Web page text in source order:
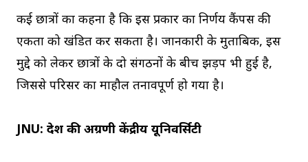
कई छात्रों का कहना है कि इस प्रकार का निर्णय कैंपस की
एकता को खंडित कर सकता है। जानकारी के मुताबिक, इस
मुद्दे को लेकर छात्रों के दो संगठनों के बीच झड़प भी हुई है,
जिससे परिसर का माहौल तनावपूर्ण हो गया है।
JNU: देश की अग्रणी केंद्रीय यूनिवर्सिटी